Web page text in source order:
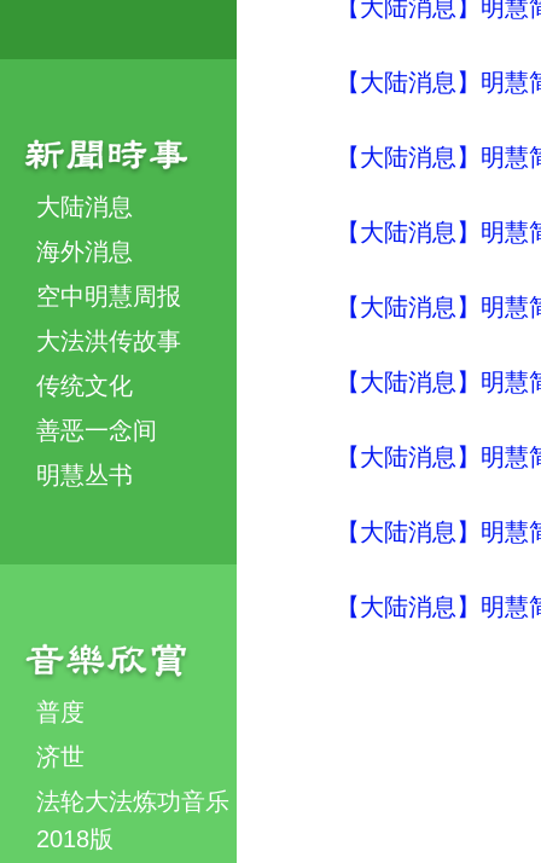
大陆消息
海外消息
空中明慧周报
大法洪传故事
传统文化
善恶一念间
明慧丛书
普度
济世
法轮大法炼功音乐
2018版
【大陆消息】明
【大陆消息】明
【大陆消息】明
【大陆消息】明
【大陆消息】明
【大陆消息】明
【大陆消息】明
【大陆消息】明
【大陆消息】明